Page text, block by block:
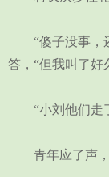
“傻子没事，还
答，“但我叫了好
“小刘他们走了
青年应了声，